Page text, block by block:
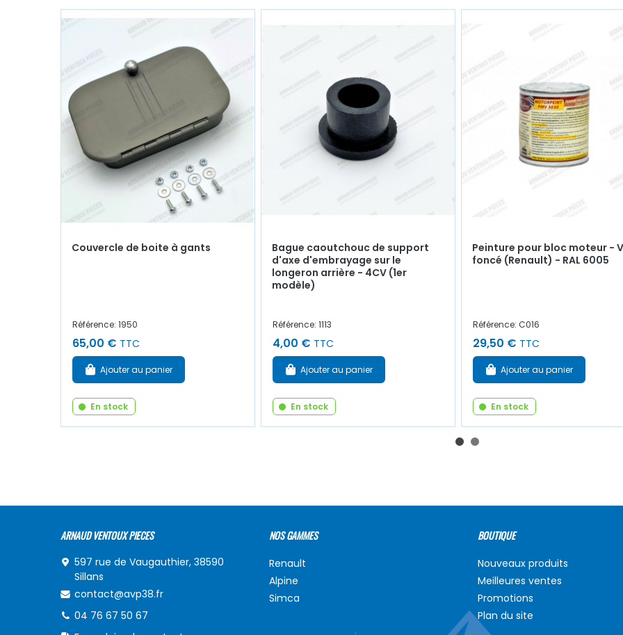
Couvercle de boite à gants
Référence: 1950
65,00 € TTC
Ajouter au panier
En stock
Bague caoutchouc de support
d'axe d'embrayage sur le
longeron arrière - 4CV (1er
modèle)
Référence: 1113
4,00 € TTC
Ajouter au panier
En stock
Peinture pour bloc moteur -
foncé (Renault) - RAL 6005
Référence: C016
29,50 € TTC
Ajouter au panier
En stock
ARNAUD VENTOUX PIECES
597 rue de Vaugauthier, 38590
Sillans
contact@avp38.fr
04 76 67 50 67
NOS GAMMES
Renault
Alpine
Simca
BOUTIQUE
Nouveaux produits
Meilleures ventes
Promotions
Plan du site